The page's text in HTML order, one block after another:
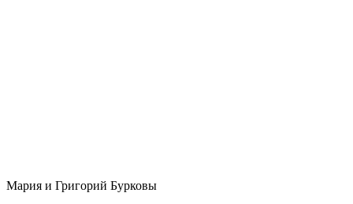
Мария и Григорий Бурковы